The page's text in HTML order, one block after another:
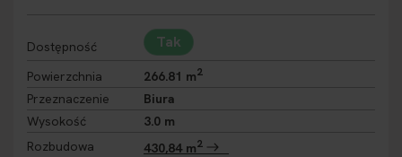
Dostępność Tak
Powierzchnia 266.81 m2
Przeznaczenie
Biura
Wysokość
3.0 m
Rozbudowa
430,84 m2